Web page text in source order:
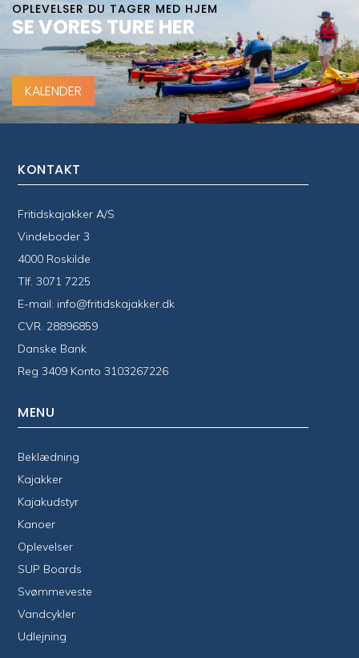
OPLEVELSER DU TAGER MED HJEM
SE VORES TURE HER
KALENDER
KONTAKT
Fritidskajakker A/S
Vindeboder 3
4000 Roskilde
Tlf.3071 7225
E-mail: info@fritidskajakker.dk
CVR. 28896859
Danske Bank
Reg 3409 Konto 3103267226
MENU
Beklædning
Kajakker
Kajakudstyr
Kanoer
Oplevelser
SUP Boards
Svømmeveste
Vandcykler
Udlejning